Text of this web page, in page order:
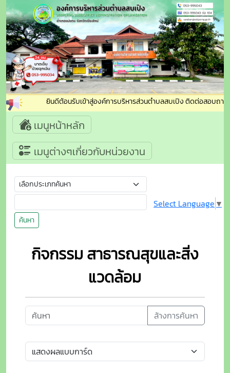
ยินดีต้อนรับเข้าสู่องค์การบริหารส่วนตำบลสบเปิง ติดต่อสอบถาม
เมนูหน้าหลัก
เมนูต่างๆเกี่ยวกับหน่วยงาน
ค้นหา
Select Language ▼
กิจกรรม สาธารณสุขและสิ่ง
แวดล้อม
ล้างการค้นหา